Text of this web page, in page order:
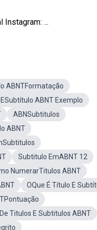
...
ABNTFormatação
ABNT Exemplo
ABNSubtitulos
ABNT
Subtitulo EmABNT 12
NumerarTitulos ABNT
OQue É Título E
Titulos E Subtitulos ABNT